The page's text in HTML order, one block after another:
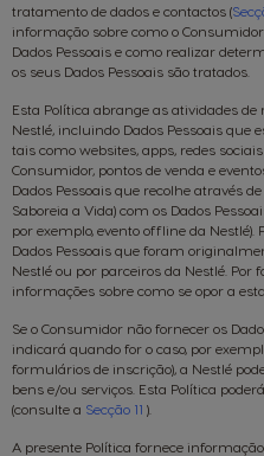
tratamento de dados e contactos (
informação sobre como o
Dados Pessoais e como realizar
os seus Dados Pessoais são tratados.
Esta Política abrange as atividades
Nestlé, incluindo Dados Pessoais que
tais como websites, apps, redes
Consumidor, pontos de venda e
Dados Pessoais que recolhe através
Saboreia a Vida) com os Dados
por exemplo, evento offline da
Dados Pessoais que foram
Nestlé ou por parceiros da Nestlé. Por
informações sobre como se opor a
Se o Consumidor não fornecer os
indicará quando for o caso, por
formulários de inscrição), a Nestlé
bens e/ou serviços. Esta Política
(consulte a Secção 11 ).
A presente Política fornece